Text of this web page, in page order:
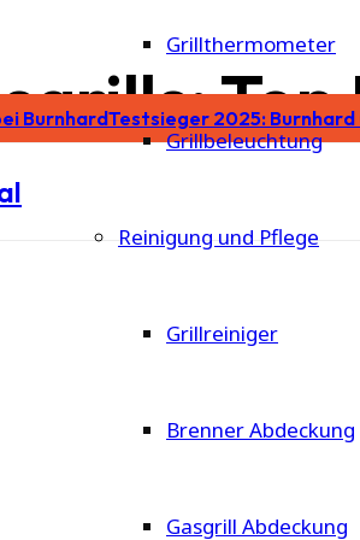
BurnhardTestsieger 2025: Burnhard
Grillthermometer
Grillbeleuchtung
Reinigung und Pflege
Grillreiniger
Brenner Abdeckung
Gasgrill Abdeckung